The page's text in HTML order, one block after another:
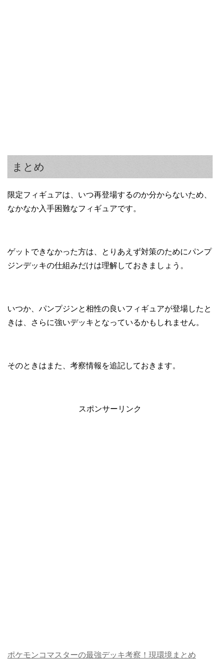
まとめ
限定フィギュアは、いつ再登場するのか分からないため、
なかなか入手困難なフィギュアです。
ゲットできなかった方は、とりあえず対策のためにパンプ
ジンデッキの仕組みだけは理解しておきましょう。
いつか、パンプジンと相性の良いフィギュアが登場したと
きは、さらに強いデッキとなっているかもしれません。
そのときはまた、考察情報を追記しておきます。
スポンサーリンク
ポケモンコマスターの最強デッキ考察！現環境まとめ